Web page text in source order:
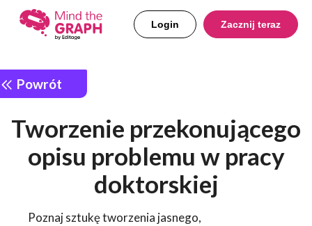
Login Zacznij teraz
Powrót
Tworzenie przekonującego
opisu problemu w pracy
doktorskiej
Poznaj sztukę tworzenia jasnego,